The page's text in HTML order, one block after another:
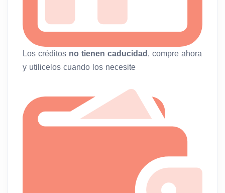
Los créditos no tienen caducidad , compre ahora
y utilicelos cuando los necesite